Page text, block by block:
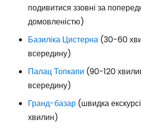
подивитися ззовні за
домовленістю)
Базиліка Цистерна (30-60
всередину)
Палац Топкапи (90-120
всередину)
Гранд-базар (швидка
хвилин)